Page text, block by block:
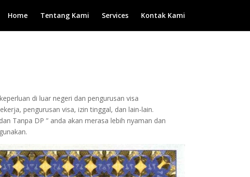
Home Tentang Kami Services Kontak Kami
di luar negeri dan pengurusan visa
pengurusan visa, izin tinggal, dan lain-lain.
Tanpa DP ” anda akan merasa lebih nyaman dan